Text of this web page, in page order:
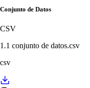
Conjunto de Datos
CSV
1.1 conjunto de datos.csv
csv